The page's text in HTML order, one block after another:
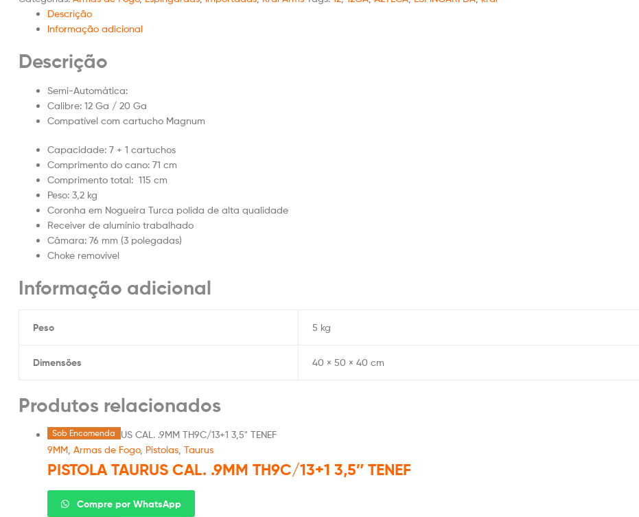
Descrição
Informação adicional
Descrição
Semi-Automática:
Calibre: 12 Ga / 20 Ga
Compatível com cartucho Magnum
Capacidade: 7 + 1 cartuchos
Comprimento do cano: 71 cm
Comprimento total: 115 cm
Peso: 3,2 kg
Coronha em Nogueira Turca polida de alta qualidade
Receiver de alumínio trabalhado
Câmara: 76 mm (3 polegadas)
Choke removível
Informação adicional
Peso 5 kg
Dimensões 40 × 50 × 40 cm
Produtos relacionados
Sob Encomenda
9MM Armas de Fogo, Pistolas Taurus
PISTOLA TAURUS CAL. .9MM TH9C/13+1 3,5″ TENEF
Compre por WhatsApp